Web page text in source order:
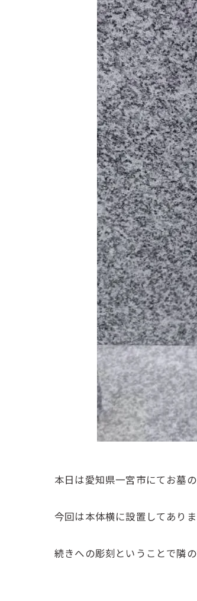
本日は愛知県一宮市にてお墓
今回は本体横に設置してあり
続きへの彫刻ということで隣